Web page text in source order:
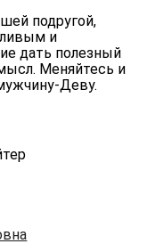
подругой,
и
дать полезный
Меняйтесь и
Деву.